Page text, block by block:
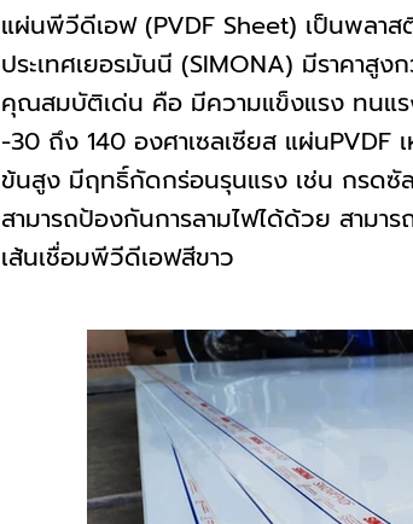
แผ่นพีวีดีเอฟ (PVDF Sheet) เป็นพล
ประเทศเยอรมันนี (SIMONA) มีราคาสู
คุณสมบัติเด่น คือ มีความแข็งแรง ทนแ
-30 ถึง 140 องศาเซลเซียส แผ่นPVDF
ข้นสูง มีฤทธิ์กัดกร่อนรุนแรง เช่น กรดซั
สามารถป้องกันการลามไฟได้ด้วย สามา
เส้นเชื่อมพีวีดีเอฟสีขาว